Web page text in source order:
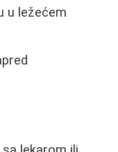
u ležećem